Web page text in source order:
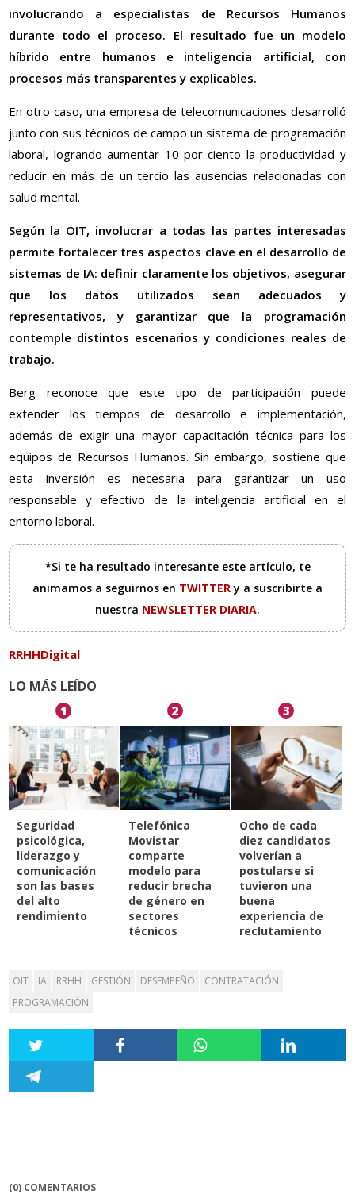
involucrando a especialistas de Recursos Humanos
durante todo el proceso. El resultado fue un modelo
híbrido entre humanos e inteligencia artificial, con
procesos más transparentes y explicables.
En otro caso, una empresa de telecomunicaciones desarrolló
junto con sus técnicos de campo un sistema de programación
laboral, logrando aumentar 10 por ciento la productividad y
reducir en más de un tercio las ausencias relacionadas con
salud mental.
Según la OIT, involucrar a todas las partes interesadas
permite fortalecer tres aspectos clave en el desarrollo de
sistemas de IA: definir claramente los objetivos, asegurar
que los datos utilizados sean adecuados y
representativos, y garantizar que la programación
contemple distintos escenarios y condiciones reales de
trabajo.
Berg reconoce que este tipo de participación puede
extender los tiempos de desarrollo e implementación,
además de exigir una mayor capacitación técnica para los
equipos de Recursos Humanos. Sin embargo, sostiene que
esta inversión es necesaria para garantizar un uso
responsable y efectivo de la inteligencia artificial en el
entorno laboral.
*Si te ha resultado interesante este artículo, te
animamos a seguirnos en TWITTERy a suscribirte a
nuestra NEWSLETTER DIARIA.
RRHHDigital
LO MÁS LEÍDO
1
Seguridad
psicológica,
liderazgo y
comunicación
son las bases
del alto
rendimiento
2
Telefónica
Movistar
comparte
modelo para
reducir brecha
de género en
sectores
técnicos
3
Ocho de cada
diez candidatos
volverían a
postularse si
tuvieron una
buena
experiencia de
reclutamiento
OIT IA RRHH GESTIÓN DESEMPEÑO
CONTRATACIÓN
PROGRAMACIÓN
(0) COMENTARIOS